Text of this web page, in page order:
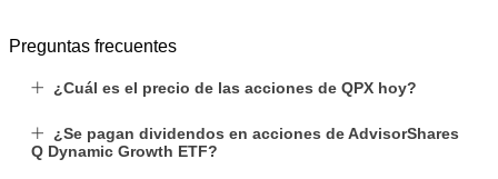
Preguntas frecuentes
¿Cuál es el precio de las acciones de QPX hoy?
¿Se pagan dividendos en acciones de AdvisorShares
Q Dynamic Growth ETF?